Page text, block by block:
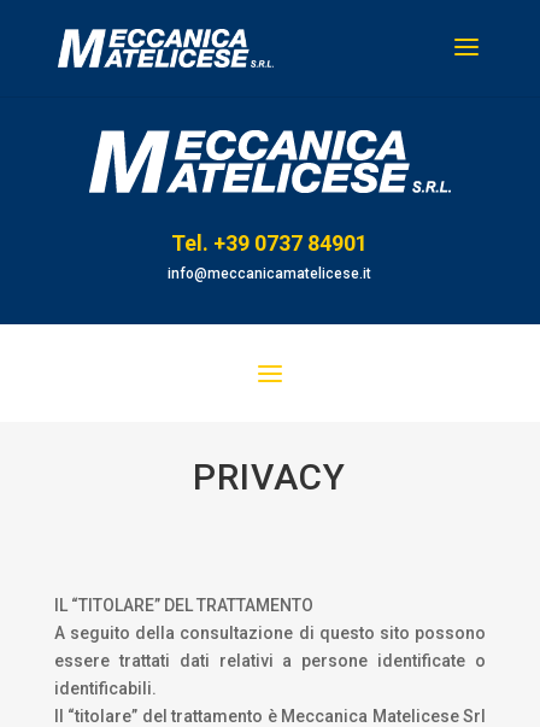
Tel. +39 0737 84901
info@meccanicamatelicese.it
PRIVACY
IL “TITOLARE” DEL TRATTAMENTO
A seguito della consultazione di questo sito possono
essere trattati dati relativi a persone identificate o
identificabili.
Il “titolare” del trattamento è Meccanica Matelicese Srl